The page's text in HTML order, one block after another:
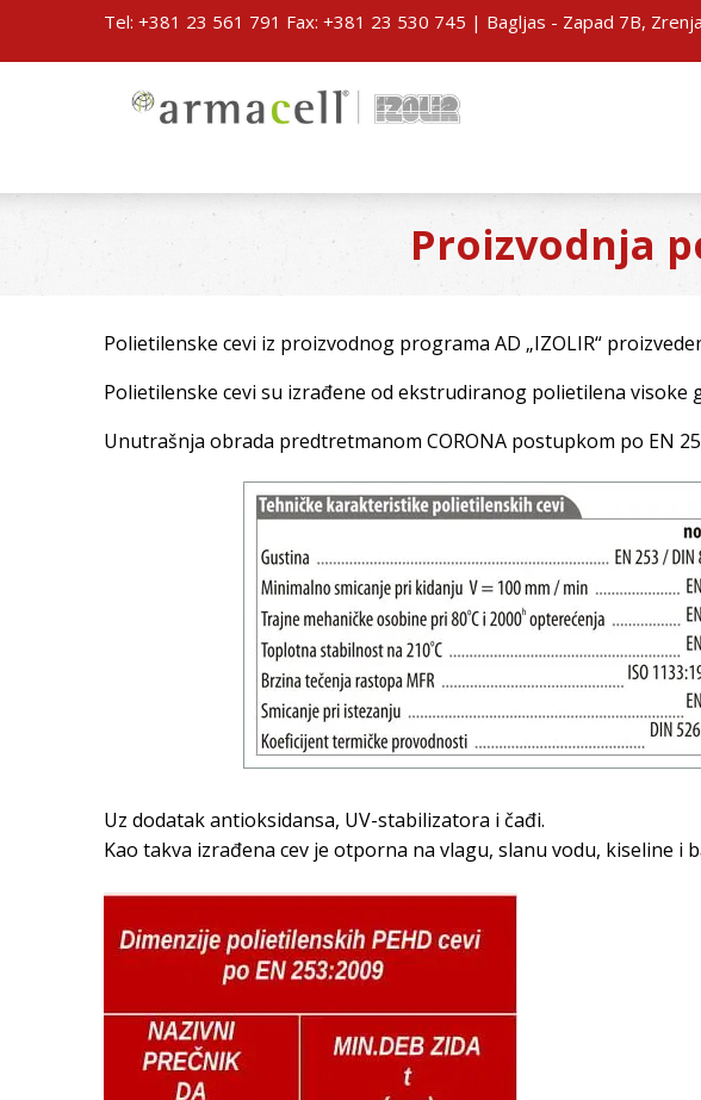
Tel: +381 23 561 791 Fax: +381 23 530 745 | Bagljas - Zapad 7B,
Proizvodnja
Polietilenske cevi iz proizvodnog programa AD „IZOLIR“
Polietilenske cevi su izrađene od ekstrudiranog polietilena visoke
Unutrašnja obrada predtretmanom CORONA postupkom po EN
Uz dodatak antioksidansa, UV-stabilizatora i čađi.
Kao takva izrađena cev je otporna na vlagu, slanu vodu, kiseline i